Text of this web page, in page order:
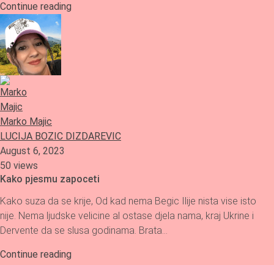
Continue reading
Marko Majic
LUCIJA BOZIC DIZDAREVIC
August 6, 2023
50 views
Kako pjesmu zapoceti
Kako suza da se krije, Od kad nema Begic Ilije nista vise isto
nije. Nema ljudske velicine al ostase djela nama, kraj Ukrine i
Dervente da se slusa godinama. Brata…
Continue reading